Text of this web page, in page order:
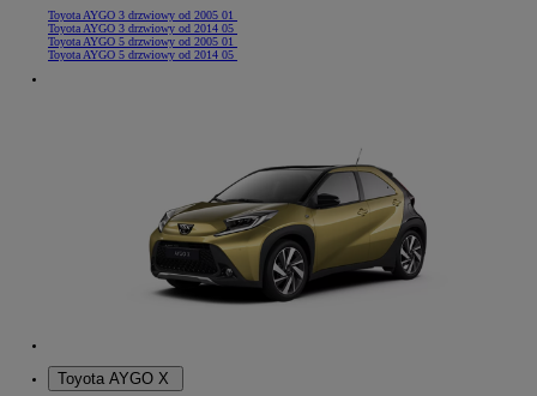
Toyota AYGO 3 drzwiowy od 2005 01
Toyota AYGO 3 drzwiowy od 2014 05
Toyota AYGO 5 drzwiowy od 2005 01
Toyota AYGO 5 drzwiowy od 2014 05
Toyota AYGO X